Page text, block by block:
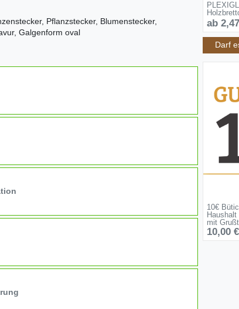
Pflanzstecker, Blumenstecker,
Galgenform oval
ab
Darf
10€
mit
10,00 €